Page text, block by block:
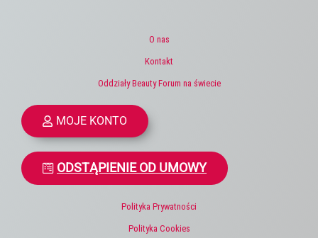
O nas
Kontakt
Oddziały Beauty Forum na świecie
MOJE KONTO
ODSTĄPIENIE OD UMOWY
Polityka Prywatności
Polityka Cookies